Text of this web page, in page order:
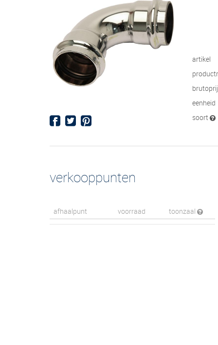
artikel
eenheid
soort
verkooppunten
afhaalpunt voorraad toonzaal